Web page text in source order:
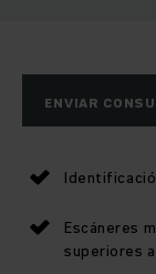
ENVIAR
Escáneres
superiores